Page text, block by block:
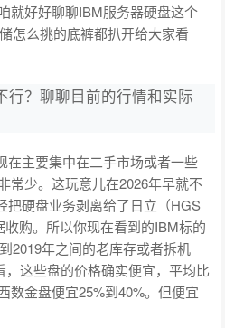
就好好聊聊IBM服务器硬盘这个
怎么挑的底裤都扒开给大家看
行？聊聊目前的行情和实际
在主要集中在二手市场或者一些
常少。这玩意儿在2026年早就不
把硬盘业务剥离给了日立（HGS
购。所以你现在看到的IBM标的
2019年之间的老库存或者拆机
这些盘的价格确实便宜，平均比
数金盘便宜25%到40%。但便宜